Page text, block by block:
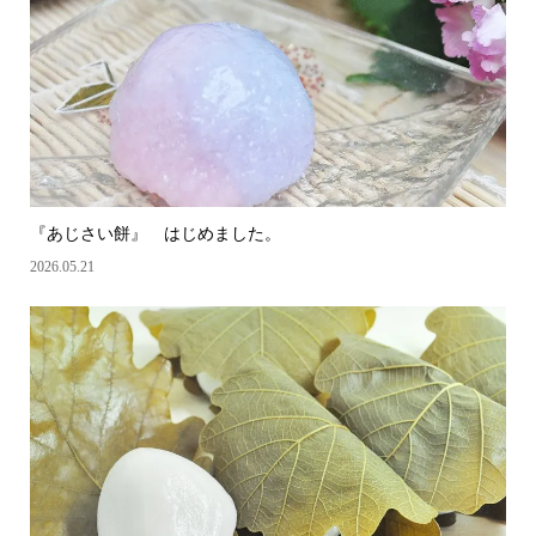
『あじさい餅』 はじめました。
2026.05.21